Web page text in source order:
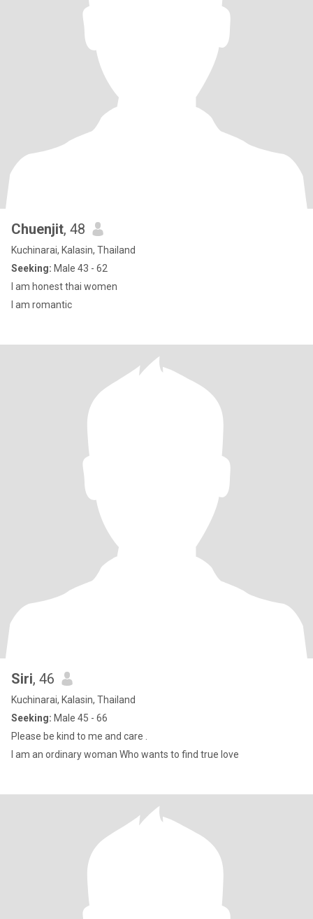
Chuenjit, 48
Kuchinarai, Kalasin, Thailand
Seeking: Male 43 - 62
I am honest thai women
I am romantic
Siri, 46
Kuchinarai, Kalasin, Thailand
Seeking: Male 45 - 66
Please be kind to me and care .
I am an ordinary woman Who wants to find true love